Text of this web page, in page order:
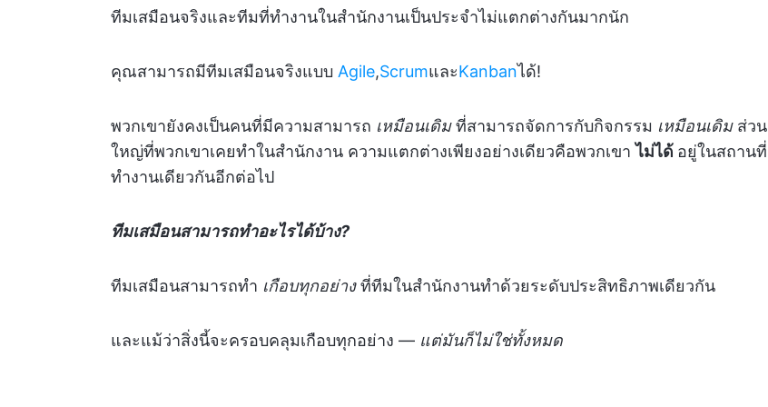
ทีมเสมือนจริงและทีมที่ทำงานในสำนักงานเป็นประจำไม่แตกต่างกันมากนัก
คุณสามารถมีทีมเสมือนจริงแบบ Agile,ScrumและKanbanได้!
พวกเขายังคงเป็นคนที่มีความสามารถ เหมือนเดิมที่สามารถจัดการกับกิจกรรม เหมือนเดิมส่วน
ใหญ่ที่พวกเขาเคยทำในสำนักงาน ความแตกต่างเพียงอย่างเดียวคือพวกเขาไม่ได้ อยู่ในสถานที่
ทำงานเดียวกันอีกต่อไป
ทีมเสมือนสามารถทำอะไรได้บ้าง?
ทีมเสมือนสามารถทำ เกือบทุกอย่างที่ทีมในสำนักงานทำด้วยระดับประสิทธิภาพเดียวกัน
และแม้ว่าสิ่งนี้จะครอบคลุมเกือบทุกอย่าง — แต่มันก็ไม่ใช่ทั้งหมด